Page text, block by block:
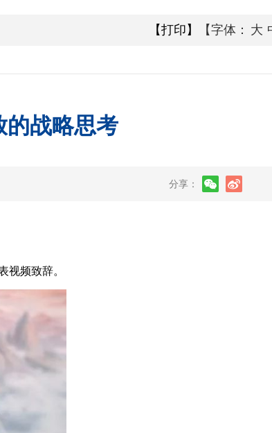
【打印】 【字体： 大
的战略思考
分享：
频致辞。